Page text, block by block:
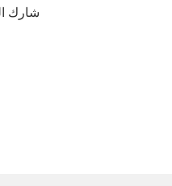
شارك